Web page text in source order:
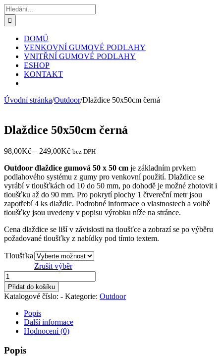
Přeskočit
na
obsah
Hledat:
DOMŮ
VENKOVNÍ GUMOVÉ PODLAHY
VNITŘNÍ GUMOVÉ PODLAHY
ESHOP
KONTAKT
Úvodní stránka/Outdoor/Dlaždice 50x50cm černá
Dlaždice 50x50cm černá
98,00Kč – 249,00Kč bez DPH
Outdoor dlaždice gumová 50 x 50 cm je základním prvkem
podlahového systému z gumy pro venkovní použití. Dlaždice se
vyrábí v tloušťkách od 10 do 50 mm, po dohodě je možné zhotovit i
tloušťku až do 90 mm. Pro pokrytí plochy 1 čtvereční metr jsou
zapotřebí 4 ks dlaždic. Podrobné informace o vlastnostech a volbě
tloušťky jsou uvedeny v popisu výrobku níže na stránce.
Cena dlaždice se liší v závislosti na tloušťce a zobrazí se po výběru
požadované tloušťky z nabídky pod tímto textem.
Tloušťka
Zrušit výběr
Dlaždice
50x50cm
černá
množství
Přidat do košíku
Katalogové číslo: - Kategorie: Outdoor
Popis
Další informace
Hodnocení (0)
Popis